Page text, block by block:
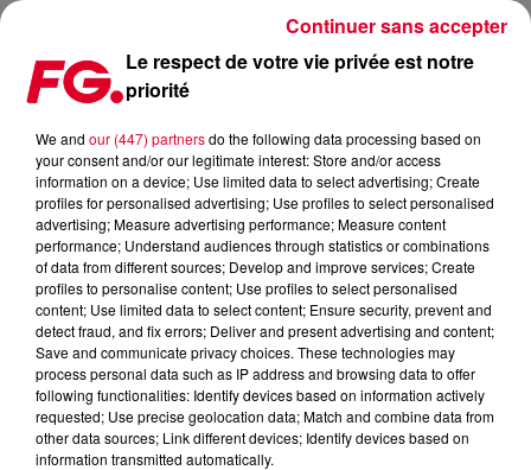
EXPOS, PERFORMANCES ET ÉLECTRO ... CES NOUVEAUX LIEUX CULTURELS
Publié : 12 avril 2023 à 16h42 par Sophie DIAS
Le respect de votre vie privée est notre
priorité
We and our (447) partnersdo the following data processing based on
your consent and/or our legitimate interest: Store and/or access
information on a device; Use limited data to select advertising; Create
profiles for personalised advertising; Use profiles to select personalised
advertising; Measure advertising performance; Measure content
performance; Understand audiences through statistics or combinations
of data from different sources; Develop and improve services; Create
profiles to personalise content; Use profiles to select personalised
content; Use limited data to select content; Ensure security, prevent and
detect fraud, and fix errors; Deliver and present advertising and content;
Save and communicate privacy choices. These technologies may
process personal data such as IP address and browsing data to offer
following functionalities: Identify devices based on information actively
requested; Use precise geolocation data; Match and combine data from
other data sources; Link different devices; Identify devices based on
information transmitted automatically.
Continuer sans accepter